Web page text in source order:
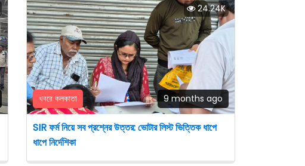
24.24K
খবরে কলকাতা 9 months ago
SIR ফর্ম নিয়ে সব প্রশ্নের উত্তর: ভোটার লিস্ট ভিত্তিক ধাপে
ধাপে নির্দেশিকা